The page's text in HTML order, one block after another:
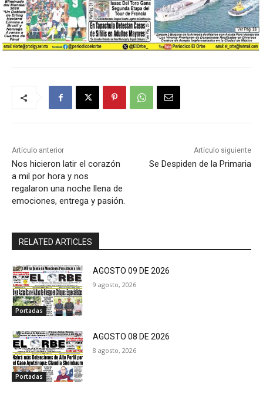
Artículo anterior
Nos hicieron latir el corazón
a mil por hora y nos
regalaron una noche llena de
emociones, entrega y pasión.
Artículo siguiente
Se Despiden de la Primaria
RELATED ARTICLES
Portadas
AGOSTO 09 DE 2026
9 agosto, 2026
Portadas
AGOSTO 08 DE 2026
8 agosto, 2026